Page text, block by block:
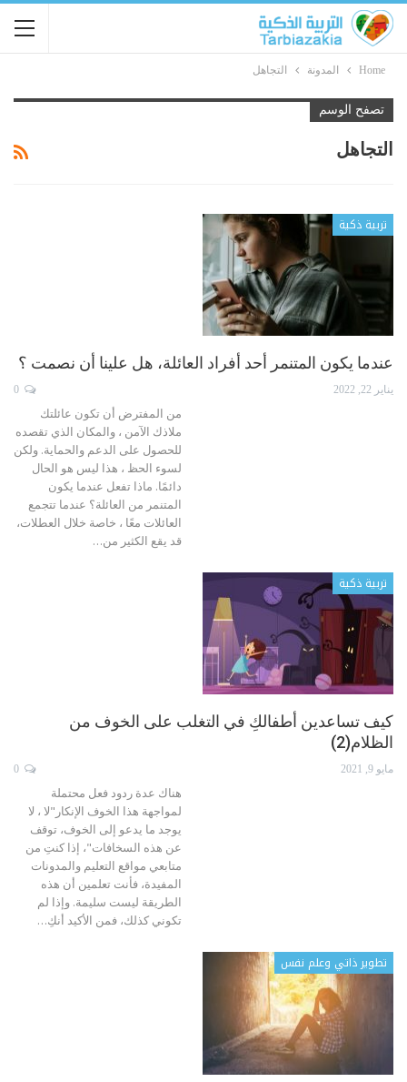
Home المدونة التجاهل
تصفح الوسم
التجاهل
تربية ذكية
عندما يكون المتنمر أحد أفراد العائلة، هل علينا أن نصمت ؟
يناير 22, 2022
من المفترض أن تكون عائلتك
ملاذك الآمن ، والمكان الذي تقصده
للحصول على الدعم والحماية. ولكن
لسوء الحظ ، هذا ليس هو الحال
دائمًا. ماذا تفعل عندما يكون
المتنمر من العائلة؟ عندما تتجمع
العائلات معًا ، خاصة خلال العطلات،
قد يقع الكثير من…
تربية ذكية
كيف تساعدين أطفالكِ في التغلب على الخوف من
الظلام(2)
مايو 9, 2021
هناك عدة ردود فعل محتملة
لمواجهة هذا الخوف الإنكار"لا ، لا
يوجد ما يدعو إلى الخوف، توقف
عن هذه السخافات"، إذا كنتِ من
متابعي مواقع التعليم والمدونات
المفيدة، فأنت تعلمين أن هذه
الطريقة ليست سليمة. وإذا لم
تكوني كذلك، فمن الأكيد أنكِ…
تطوير ذاتي وعلم نفس